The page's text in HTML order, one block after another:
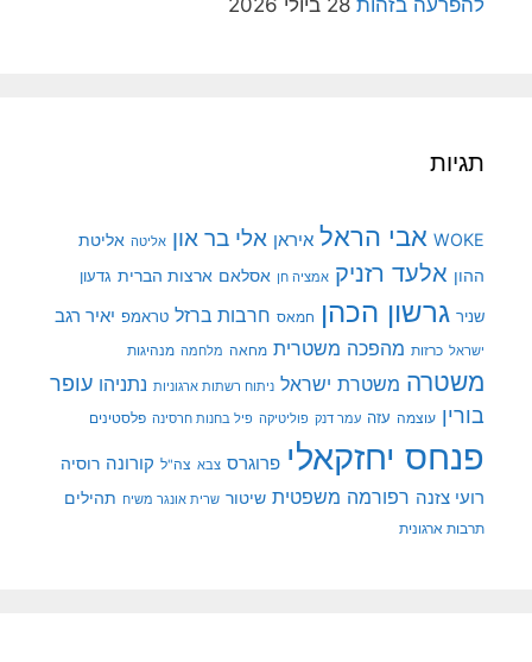
תגיות
WOKE אבי הראל איראן אלי בר און אליטה אליטת
ההון אלעד רזניק אמציה חן אסלאם ארצות הברית גדעון
שניר גרשון הכהן חמאס חרבות ברזל טראמפ יאיר רגב
ישראל כרזות מהפכה משטרית מחאה מלחמה מנהיגות
משטרה משטרת ישראל ניתוח רשתות ארגוניות נתניהו עופר
בורין עוצמה עזה עמר דנק פוליטיקה פיל בחנות חרסינה פלסטינים
פנחס יחזקאלי פרוגרס צבא צה"ל קורונה רוסיה
רועי צזנה רפורמה משפטית שיטור שרית אונגר משיח תהילים
תרבות ארגונית